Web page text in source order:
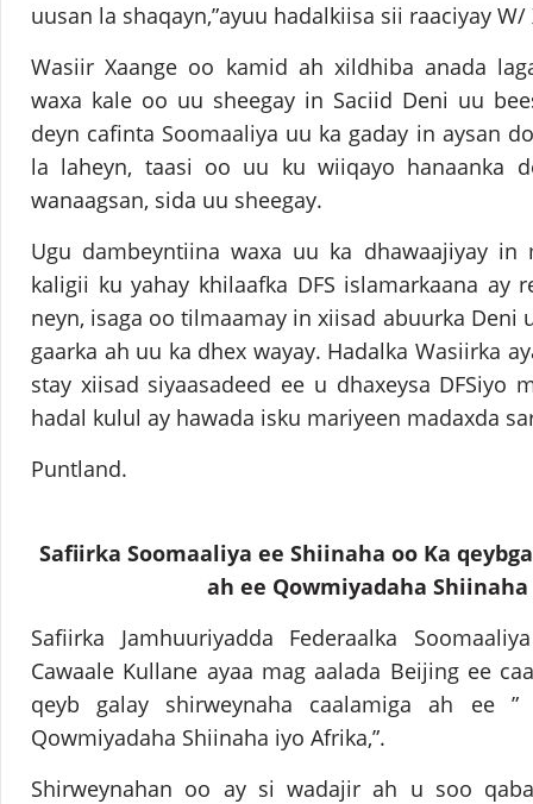
uusan la shaqayn,”ayuu hadalkiisa sii raaciyay W/
Wasiir Xaange oo kamid ah xildhiba anada
waxa kale oo uu sheegay in Saciid Deni uu
deyn cafinta Soomaaliya uu ka gaday in aysan
la laheyn, taasi oo uu ku wiiqayo hanaanka
wanaagsan, sida uu sheegay.
Ugu dambeyntiina waxa uu ka dhawaajiyay in
kaligii ku yahay khilaafka DFS islamarkaana ay
neyn, isaga oo tilmaamay in xiisad abuurka Deni
gaarka ah uu ka dhex wayay. Hadalka Wasiirka
stay xiisad siyaasadeed ee u dhaxeysa DFSiyo
hadal kulul ay hawada isku mariyeen madaxda
Puntland.
Safiirka Soomaaliya ee Shiinaha oo Ka
ah ee Qowmiyadaha
Safiirka Jamhuuriyadda Federaalka
Cawaale Kullane ayaa mag aalada Beijing ee
qeyb galay shirweynaha caalamiga ah ee ”
Qowmiyadaha Shiinaha iyo Afrika,”.
Shirweynahan oo ay si wadajir ah u soo